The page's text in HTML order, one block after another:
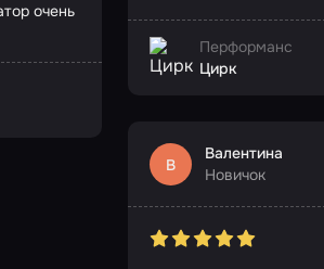
очень
Перформанс
Цирк
В
Валентина
Новичок